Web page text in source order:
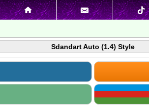
Sdandart Auto (1.4) Style